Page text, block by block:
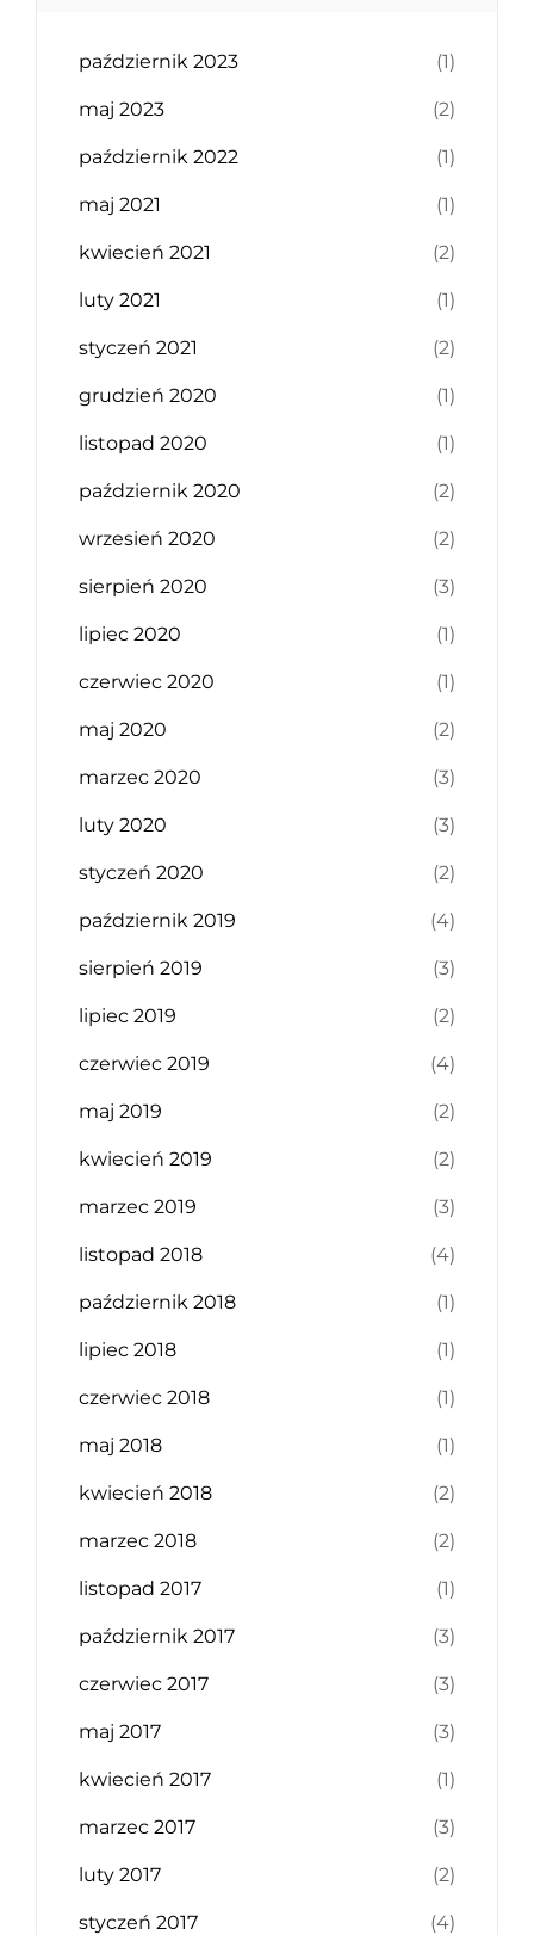
październik 2023 (1)
maj 2023 (2)
październik 2022 (1)
maj 2021 (1)
kwiecień 2021 (2)
luty 2021 (1)
styczeń 2021 (2)
grudzień 2020 (1)
listopad 2020 (1)
październik 2020 (2)
wrzesień 2020 (2)
sierpień 2020 (3)
lipiec 2020 (1)
czerwiec 2020 (1)
maj 2020 (2)
marzec 2020 (3)
luty 2020 (3)
styczeń 2020 (2)
październik 2019 (4)
sierpień 2019 (3)
lipiec 2019 (2)
czerwiec 2019 (4)
maj 2019 (2)
kwiecień 2019 (2)
marzec 2019 (3)
listopad 2018 (4)
październik 2018 (1)
lipiec 2018 (1)
czerwiec 2018 (1)
maj 2018 (1)
kwiecień 2018 (2)
marzec 2018 (2)
listopad 2017 (1)
październik 2017 (3)
czerwiec 2017 (3)
maj 2017 (3)
kwiecień 2017 (1)
marzec 2017 (3)
luty 2017 (2)
styczeń 2017 (4)